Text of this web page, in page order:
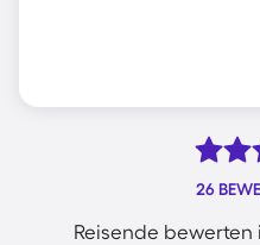
26
Reisende bewerten